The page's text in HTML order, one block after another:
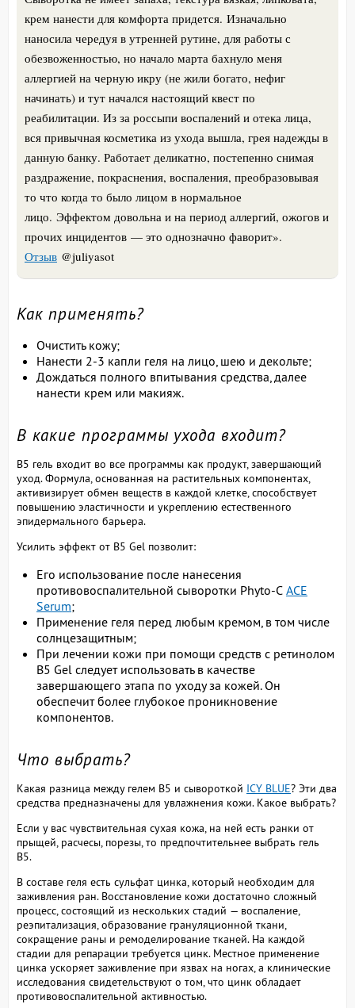
крем нанести для комфорта придется. Изначально
наносила чередуя в утренней рутине, для работы с
обезвоженностью, но начало марта бахнуло меня
аллергией на черную икру (не жили богато, нефиг
начинать) и тут начался настоящий квест по
реабилитации. Из за россыпи воспалений и отека лица,
вся привычная косметика из ухода вышла, грея надежды в
данную банку. Работает деликатно, постепенно снимая
раздражение, покраснения, воспаления, преобразовывая
то что когда то было лицом в нормальное
лицо. Эффектом довольна и на период аллергий, ожогов и
прочих инцидентов — это однозначно фаворит».
Отзыв @juliyasot
Как применять?
Очистить кожу;
Нанести 2-3 капли геля на лицо, шею и декольте;
Дождаться полного впитывания средства, далее
нанести крем или макияж.
В какие программы ухода входит?
B5 гель входит во все программы как продукт, завершающий
уход. Формула, основанная на растительных компонентах,
активизирует обмен веществ в каждой клетке, способствует
повышению эластичности и укреплению естественного
эпидермального барьера.
Усилить эффект от B5 Gel позволит:
Его использование после нанесения
противовоспалительной сыворотки Phyto-C ACE
Serum;
Применение геля перед любым кремом, в том числе
солнцезащитным;
При лечении кожи при помощи средств с ретинолом
B5 Gel следует использовать в качестве
завершающего этапа по уходу за кожей. Он
обеспечит более глубокое проникновение
компонентов.
Что выбрать?
Какая разница между гелем B5 и сывороткой ICY BLUE? Эти два
средства предназначены для увлажнения кожи. Какое выбрать?
Если у вас чувствительная сухая кожа, на ней есть ранки от
прыщей, расчесы, порезы, то предпочтительнее выбрать гель
B5.
В составе геля есть сульфат цинка, который необходим для
заживления ран. Восстановление кожи достаточно сложный
процесс, состоящий из нескольких стадий — воспаление,
реэпитализация, образование грануляционной ткани,
сокращение раны и ремоделирование тканей. На каждой
стадии для репарации требуется цинк. Местное применение
цинка ускоряет заживление при язвах на ногах, а клинические
исследования свидетельствуют о том, что цинк обладает
противовоспалительной активностью.